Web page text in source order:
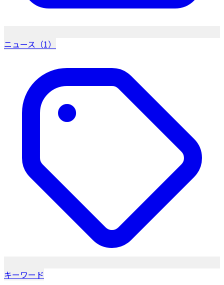
ニュース（1）
キーワード